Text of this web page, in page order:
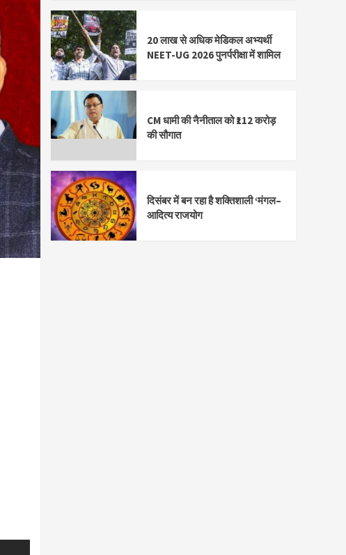
20 लाख से अधिक मेडिकल अभ्यर्थी
NEET-UG 2026 पुनर्परीक्षा में शामिल
CM धामी की नैनीताल को ₹112 करोड़
की सौगात
दिसंबर में बन रहा है शक्तिशाली ‘मंगल–
आदित्य राजयोग